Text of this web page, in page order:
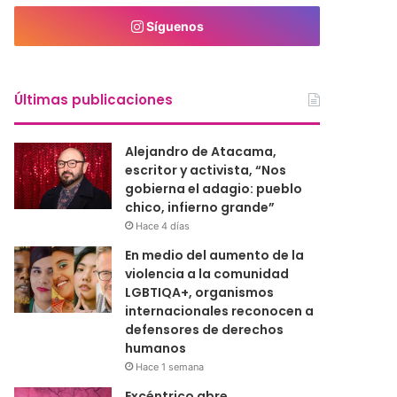
Síguenos
Últimas publicaciones
Alejandro de Atacama,
escritor y activista, “Nos
gobierna el adagio: pueblo
chico, infierno grande”
Hace 4 días
En medio del aumento de la
violencia a la comunidad
LGBTIQA+, organismos
internacionales reconocen a
defensores de derechos
humanos
Hace 1 semana